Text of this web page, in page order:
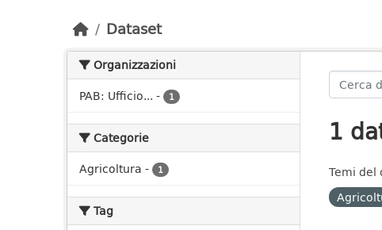
Dataset
Organizzazioni
PAB: Ufficio... - 1
Categorie
Agricoltura - 1
Tag
1
Temi del